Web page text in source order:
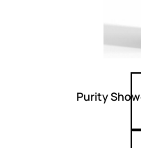
Purity